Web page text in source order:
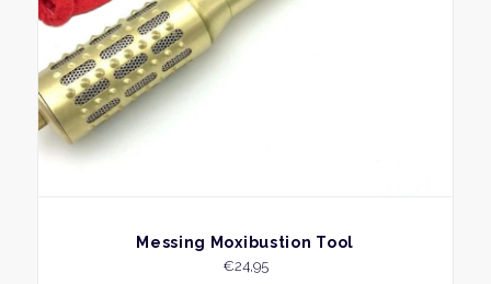
BEKIJKMessing Moxibustion Tool
€24,95